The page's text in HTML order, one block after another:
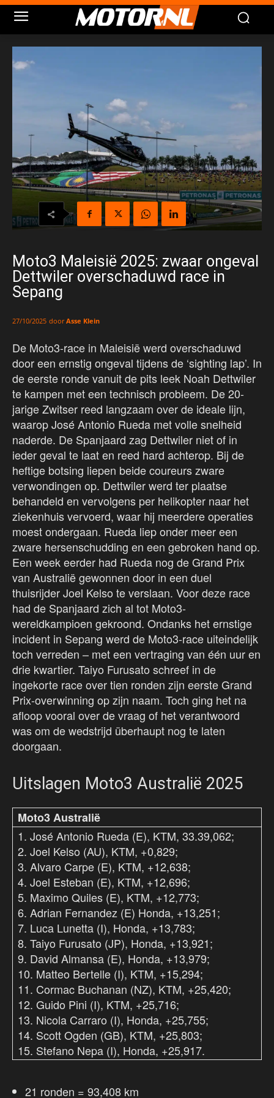
Moto3 Maleisië 2025: zwaar ongeval
Dettwiler overschaduwd race in
Sepang
27/10/2025 door Asse Klein
De Moto3-race in Maleisië werd overschaduwd
door een ernstig ongeval tijdens de ‘sighting lap’. In
de eerste ronde vanuit de pits leek Noah Dettwiler
te kampen met een technisch probleem. De 20-
jarige Zwitser reed langzaam over de ideale lijn,
waarop José Antonio Rueda met volle snelheid
naderde. De Spanjaard zag Dettwiler niet of in
ieder geval te laat en reed hard achterop. Bij de
heftige botsing liepen beide coureurs zware
verwondingen op. Dettwiler werd ter plaatse
behandeld en vervolgens per helikopter naar het
ziekenhuis vervoerd, waar hij meerdere operaties
moest ondergaan. Rueda liep onder meer een
zware hersenschudding en een gebroken hand op.
Een week eerder had Rueda nog de Grand Prix
van Australië gewonnen door in een duel
thuisrijder Joel Kelso te verslaan. Voor deze race
had de Spanjaard zich al tot Moto3-
wereldkampioen gekroond. Ondanks het ernstige
incident in Sepang werd de Moto3-race uiteindelijk
toch verreden – met een vertraging van één uur en
drie kwartier. Taiyo Furusato schreef in de
ingekorte race over tien ronden zijn eerste Grand
Prix-overwinning op zijn naam. Toch ging het na
afloop vooral over de vraag of het verantwoord
was om de wedstrijd überhaupt nog te laten
doorgaan.
Uitslagen Moto3 Australië 2025
Moto3 Australië
1. José Antonio Rueda (E), KTM, 33.39,062;
2. Joel Kelso (AU), KTM, +0,829;
3. Alvaro Carpe (E), KTM, +12,638;
4. Joel Esteban (E), KTM, +12,696;
5. Maximo Quiles (E), KTM, +12,773;
6. Adrian Fernandez (E) Honda, +13,251;
7. Luca Lunetta (I), Honda, +13,783;
8. Taiyo Furusato (JP), Honda, +13,921;
9. David Almansa (E), Honda, +13,979;
10. Matteo Bertelle (I), KTM, +15,294;
11. Cormac Buchanan (NZ), KTM, +25,420;
12. Guido Pini (I), KTM, +25,716;
13. Nicola Carraro (I), Honda, +25,755;
14. Scott Ogden (GB), KTM, +25,803;
15. Stefano Nepa (I), Honda, +25,917.
21 ronden = 93,408 km